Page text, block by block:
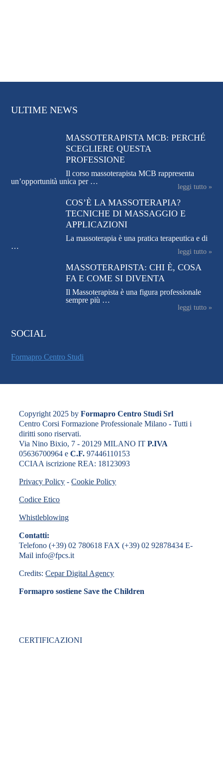
ULTIME NEWS
MASSOTERAPISTA MCB: PERCHÉ
SCEGLIERE QUESTA
PROFESSIONE
Il corso massoterapista MCB rappresenta
un’opportunità unica per …
leggi tutto »
COS’È LA MASSOTERAPIA?
TECNICHE DI MASSAGGIO E
APPLICAZIONI
La massoterapia è una pratica terapeutica e di
…
leggi tutto »
MASSOTERAPISTA: CHI È, COSA
FA E COME SI DIVENTA
Il Massoterapista è una figura professionale
sempre più …
leggi tutto »
SOCIAL
Formapro Centro Studi
Copyright 2025 byFormapro Centro Studi Srl
Centro Corsi Formazione Professionale Milano - Tutti i
diritti sono riservati.
Via Nino Bixio, 7 - 20129 MILANO ITP.IVA
05636700964 eC.F. 97446110153
CCIAA iscrizione REA: 18123093
Privacy Policy -Cookie Policy
Codice Etico
Whistleblowing
Contatti:
Telefono (+39) 02 780618 FAX (+39) 02 92878434 E-
Mail info@fpcs.it
Credits:Cepar Digital Agency
Formapro sostiene Save the Children
CERTIFICAZIONI